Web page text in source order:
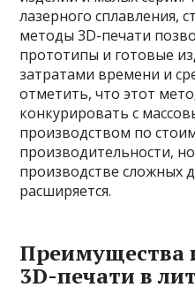
лазерного сплавления,
методы 3D-печати
прототипы и готовые
затратами времени и
отметить, что этот
конкурировать с
производством по
производительности,
производстве сложных
расширяется.
Преимущества
3D-печати в